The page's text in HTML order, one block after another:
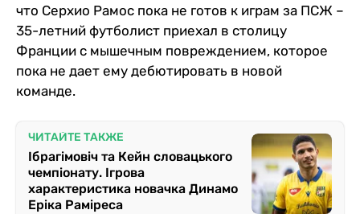
что Серхио Рамос пока не готов к играм за ПСЖ –
35-летний футболист приехал в столицу
Франции с мышечным повреждением, которое
пока не дает ему дебютировать в новой
команде.
ЧИТАЙТЕ ТАКЖЕ
Ібрагімовіч та Кейн словацького
чемпіонату. Ігрова
характеристика новачка Динамо
Еріка Раміреса